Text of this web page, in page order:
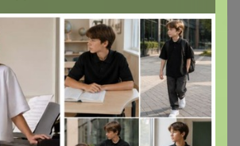
83.9K 100%
подарки, приколы,
с характером